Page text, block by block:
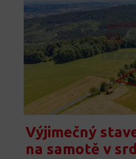
Výjimečný
na samotě v